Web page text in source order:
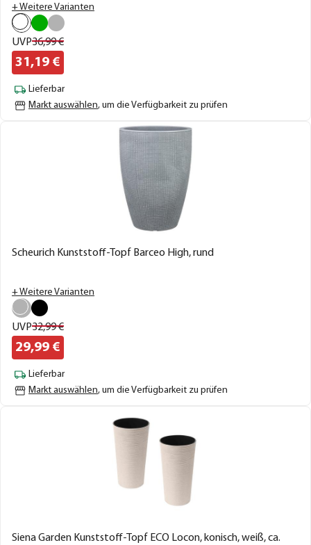
+ Weitere Varianten
UVP36,99€
31,19 €
Lieferbar
Markt auswählen, um die Verfügbarkeit zu prüfen
Scheurich Kunststoff-Topf Barceo High, rund
+ Weitere Varianten
UVP32,99€
29,99 €
Lieferbar
Markt auswählen, um die Verfügbarkeit zu prüfen
Siena Garden Kunststoff-Topf ECO Locon, konisch, weiß, ca.